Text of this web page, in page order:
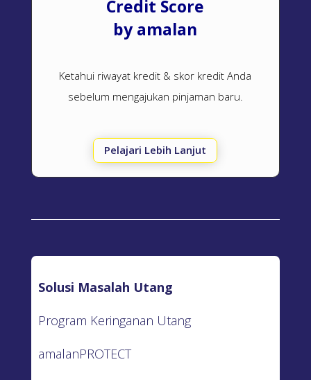
Credit Score
by amalan
Ketahui riwayat kredit & skor kredit Anda
sebelum mengajukan pinjaman baru.
Pelajari Lebih Lanjut
Solusi Masalah Utang
Program Keringanan Utang
amalanPROTECT